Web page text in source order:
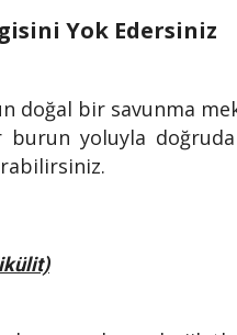
Yok Edersiniz
doğal bir savunma
yoluyla